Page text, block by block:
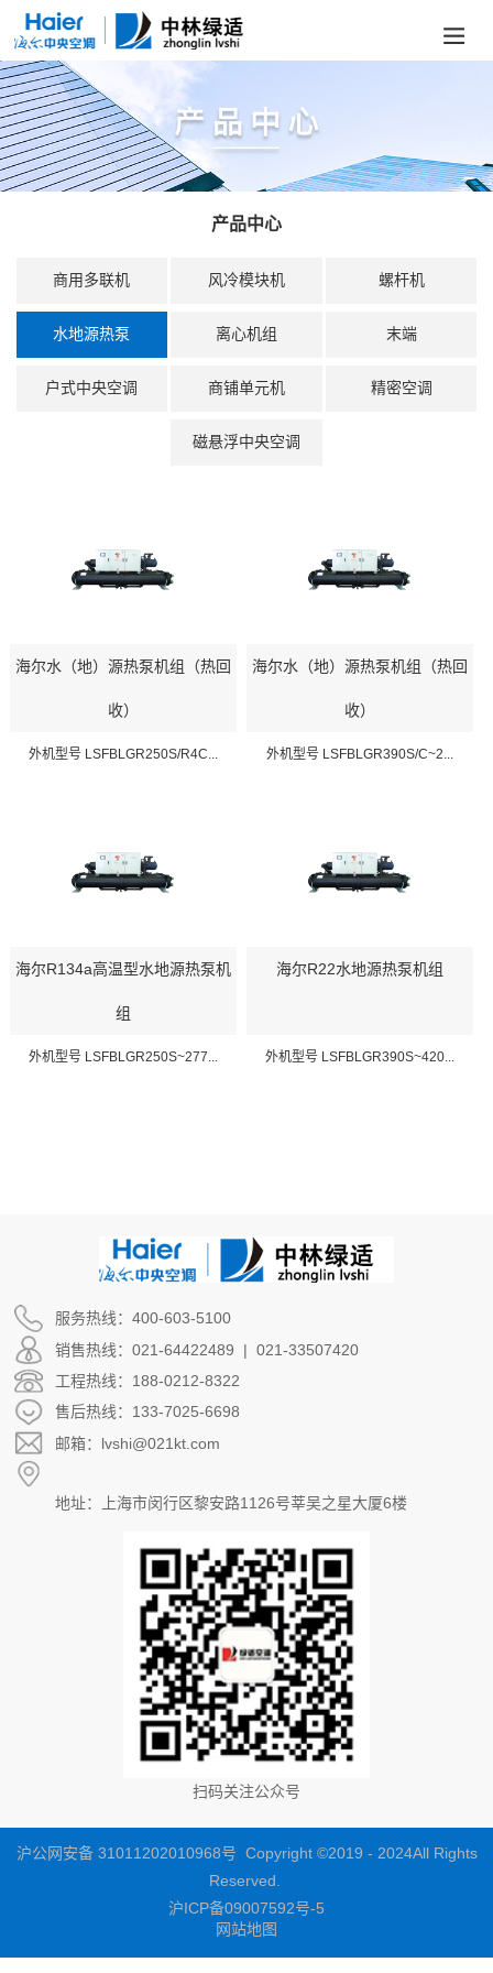
产品中心
商用多联机 风冷模块机 螺杆机
水地源热泵 离心机组 末端
户式中央空调 商铺单元机 精密空调
磁悬浮中央空调
海尔水（地）源热泵机组（热回
收）
外机型号 LSFBLGR250S/R4C...
海尔水（地）源热泵机组（热回
收）
外机型号 LSFBLGR390S/C~2...
海尔R134a高温型水地源热泵机
组
外机型号 LSFBLGR250S~277...
海尔R22水地源热泵机组
外机型号 LSFBLGR390S~420...
服务热线：400-603-5100
销售热线：021-64422489 | 021-33507420
工程热线：188-0212-8322
售后热线：133-7025-6698
邮箱：lvshi@021kt.com
地址：上海市闵行区黎安路1126号莘吴之星大厦6楼
扫码关注公众号
沪公网安备 31011202010968号 Copyright ©2019 - 2024All Rights
Reserved.
沪ICP备09007592号-5
网站地图